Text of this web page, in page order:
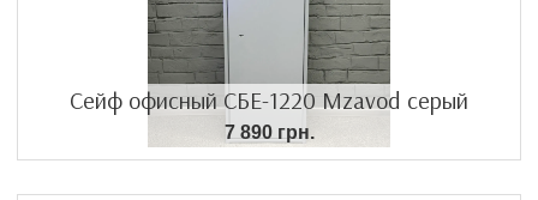
Сейф офисный СБЕ-1220 Mzavod серый
7 890 грн.